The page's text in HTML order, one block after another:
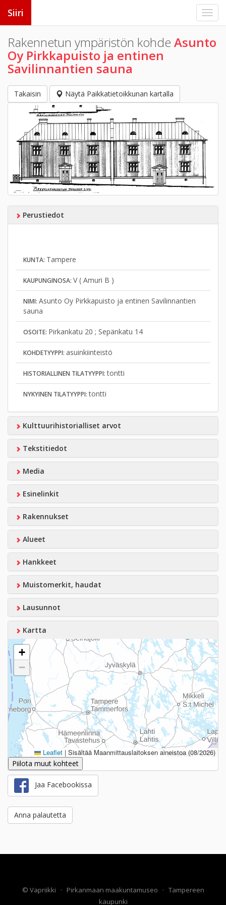
Siiri
Rakennetun ympäristön kohde Asunto
Oy Pirkkapuisto ja entinen
Savilinnantien sauna
Takaisin Näytä Paikkatietoikkunan kartalla
Perustiedot
KUNTA: Tampere
KAUPUNGINOSA: V ( Amuri B )
NIMI: Asunto Oy Pirkkapuisto ja entinen Savilinnantien
sauna
OSOITE: Pirkankatu 20 ; Sepänkatu 14
KOHDETYYPPI: asuinkiinteistö
HISTORIALLINEN TILATYYPPI:tontti
NYKYINEN TILATYYPPI:tontti
Kulttuurihistorialliset arvot
Tekstitiedot
Media
Esinelinkit
Rakennukset
Alueet
Hankkeet
Muistomerkit, haudat
Lausunnot
Kartta
+
−
Leaflet | Sisältää Maanmittauslaitoksen aineistoa (08/2026)
Piilota muut kohteet
Jaa Facebookissa
Anna palautetta
© Vapriikki · Pirkanmaan maakuntamuseo · Tampereen
kaupunki